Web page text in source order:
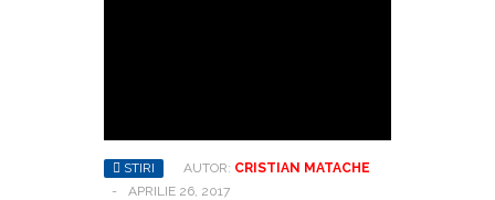
STIRI AUTOR: CRISTIAN MATACHE
-
APRILIE 26, 2017